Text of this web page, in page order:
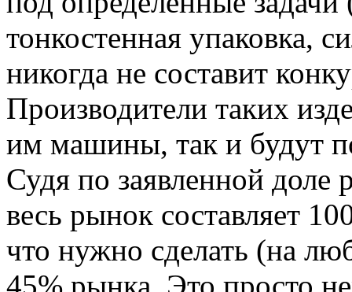
тонкостенная упаковка,
никогда не составит
Производители таких
им машины, так и будут
Судя по заявленной доле
весь рынок составляет
что нужно сделать (на
45% рынка. Это просто